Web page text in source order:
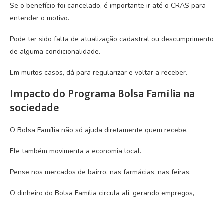
Se o benefício foi cancelado, é importante ir até o CRAS para
entender o motivo.
Pode ter sido falta de atualização cadastral ou descumprimento
de alguma condicionalidade.
Em muitos casos, dá para regularizar e voltar a receber.
Impacto do Programa Bolsa Família na
sociedade
O Bolsa Família não só ajuda diretamente quem recebe.
Ele também movimenta a economia local.
Pense nos mercados de bairro, nas farmácias, nas feiras.
O dinheiro do Bolsa Família circula ali, gerando empregos,